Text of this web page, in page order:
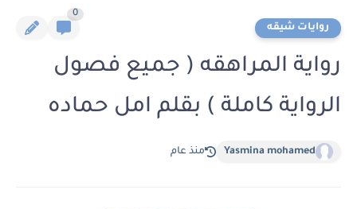
روايات شيقه
0
رواية المراهقه ( جميع فصول
الرواية كاملة ) بقلم امل حماده
Yasmina mohamed منذ عام